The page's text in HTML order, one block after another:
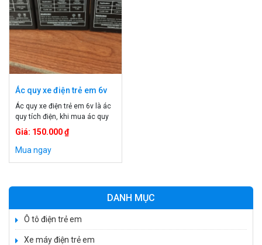
Ác quy xe điện trẻ em 6v
Ác quy xe điện trẻ em 6v là ác
quy tích điện, khi mua ác quy
đã có sẵn pin nên có thể sử
dụng trực tiếp, khi nào thấy xe
có biểu hiện yếu pin thì bắt đầu
Giá: 150.000 ₫
Mua ngay
DANH MỤC
Ô tô điện trẻ em
Xe máy điện trẻ em